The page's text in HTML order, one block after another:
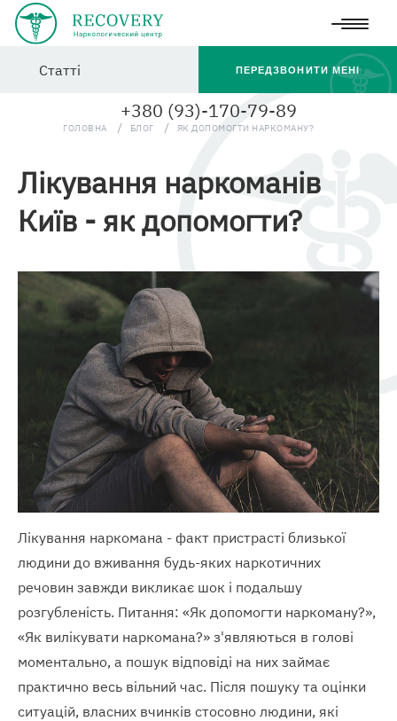
+380 (93)-170-79-89
ПЕРЕДЗВОНИТИ МЕНІ
ГОЛОВНА БЛОГ ЯК ДОПОМОГТИ НАРКОМАНУ?
Статті
Лікування наркоманів
Київ - як допомогти?
Лікування наркомана - факт пристрасті близької
людини до вживання будь-яких наркотичних
речовин завжди викликає шок і подальшу
розгубленість. Питання: «Як допомогти наркоману?»,
«Як вилікувати наркомана?» з'являються в голові
моментально, а пошук відповіді на них займає
практично весь вільний час. Після пошуку та оцінки
ситуацій, власних вчинків стосовно людини, які